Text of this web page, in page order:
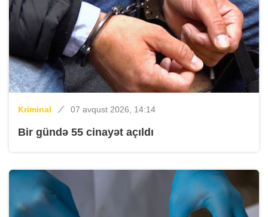
Kriminal 07 avqust 2026, 14:14
Bir gündə 55 cinayət açıldı